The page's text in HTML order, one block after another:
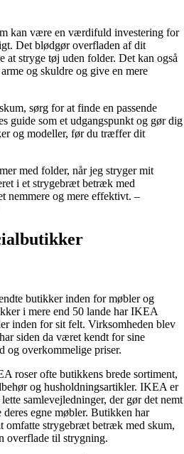
kan være en værdifuld investering for
Det blødgør overfladen af dit
at stryge tøj uden folder. Det kan også
og skuldre og give en mere
sørg for at finde en passende
guide som et udgangspunkt og gør dig
og modeller, før du træffer dit
med folder, når jeg stryger mit
i et strygebræt betræk med
nemmere og mere effektivt. –
butikker inden for møbler og
i mere end 50 lande har IKEA
inden for sit felt. Virksomheden blev
siden da været kendt for sine
og overkommelige priser.
roser ofte butikkens brede sortiment,
og husholdningsartikler. IKEA er
samlevejledninger, der gør det nemt
egne møbler. Butikken har
omfatte strygebræt betræk med skum,
overflade til strygning.